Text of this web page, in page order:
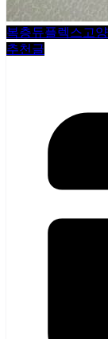
복층듀플렉스고
추천글